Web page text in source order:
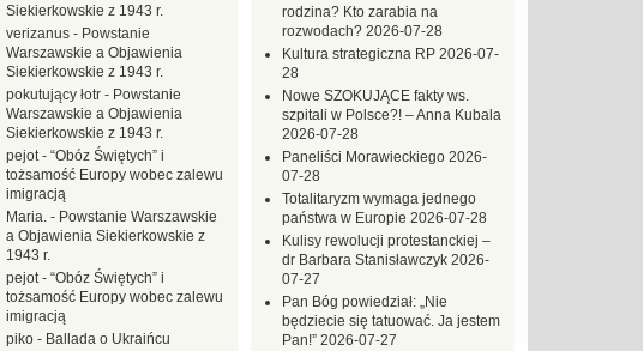
rodzina? Kto zarabia na
rozwodach? 2026-07-28
Kultura strategiczna RP 2026-07-
28
Nowe SZOKUJĄCE fakty ws.
szpitali w Polsce?! – Anna Kubala
2026-07-28
Paneliści Morawieckiego 2026-
07-28
Totalitaryzm wymaga jednego
państwa w Europie 2026-07-28
Kulisy rewolucji protestanckiej –
dr Barbara Stanisławczyk 2026-
07-27
Pan Bóg powiedział: „Nie
będziecie się tatuować. Ja jestem
Pan!” 2026-07-27
Siekierkowskie z 1943 r.
verizanus - Powstanie
Warszawskie a Objawienia
Siekierkowskie z 1943 r.
pokutujący łotr - Powstanie
Warszawskie a Objawienia
Siekierkowskie z 1943 r.
pejot- “Obóz Świętych” i
tożsamość Europy wobec zalewu
imigracją
Maria. - Powstanie Warszawskie
a Objawienia Siekierkowskie z
1943 r.
pejot- “Obóz Świętych” i
tożsamość Europy wobec zalewu
imigracją
piko - Ballada o Ukraińcu